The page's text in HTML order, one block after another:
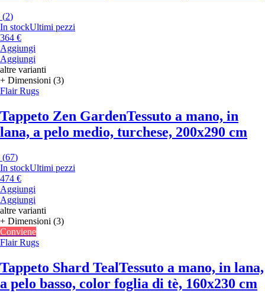
(2)
In stockUltimi pezzi
364 €
Aggiungi
Aggiungi
altre varianti
+ Dimensioni (3)
Flair Rugs
Tappeto Zen GardenTessuto a mano, in
lana, a pelo medio, turchese, 200x290 cm
(67)
In stockUltimi pezzi
474 €
Aggiungi
Aggiungi
altre varianti
+ Dimensioni (3)
Conviene
Flair Rugs
Tappeto Shard TealTessuto a mano, in lana,
a pelo basso, color foglia di tè, 160x230 cm